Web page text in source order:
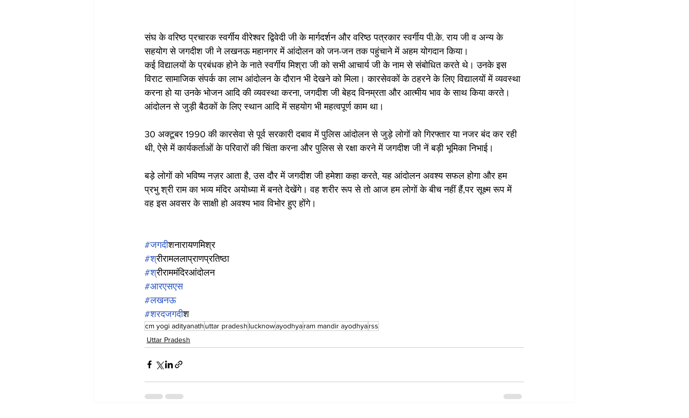
संघ के वरिष्ठ प्रचारक स्वर्गीय वीरेश्वर द्विवेदी जी के मार्गदर्शन और वरिष्ठ पत्रकार स्वर्गीय पी.के. राय जी व अन्य के
सहयोग से जगदीश जी ने लखनऊ महानगर में आंदोलन को जन-जन तक पहुंचाने में अहम योगदान किया।
कई विद्यालयों के प्रबंधक होने के नाते स्वर्गीय मिश्रा जी को सभी आचार्य जी के नाम से संबोधित करते थे। उनके इस
विराट सामाजिक संपर्क का लाभ आंदोलन के दौरान भी देखने को मिला। कारसेवकों के ठहरने के लिए विद्यालयों में व्यवस्था
करना हो या उनके भोजन आदि की व्यवस्था करना, जगदीश जी बेहद विनम्रता और आत्मीय भाव के साथ किया करते।
आंदोलन से जुड़ी बैठकों के लिए स्थान आदि में सहयोग भी महत्वपूर्ण काम था।
30 अक्टूबर 1990 की कारसेवा से पूर्व सरकारी दबाव में पुलिस आंदोलन से जुड़े लोगों को गिरफ्तार या नजर बंद कर रही
थी, ऐसे में कार्यकर्ताओं के परिवारों की चिंता करना और पुलिस से रक्षा करने में जगदीश जी नें बड़ी भूमिका निभाई।
बड़े लोगों को भविष्य नज़र आता है, उस दौर में जगदीश जी हमेशा कहा करते, यह आंदोलन अवश्य सफल होगा और हम
प्रभु श्री राम का भव्य मंदिर अयोध्या में बनते देखेंगे। वह शरीर रूप से तो आज हम लोगों के बीच नहीं हैं,पर सूक्ष्म रूप में
वह इस अवसर के साक्षी हो अवश्य भाव विभोर हुए होंगे।
#जगदीशनारायणमिश्र
#श्रीरामललाप्राणप्रतिष्ठा
#श्रीराममंदिरआंदोलन
#आरएसएस
#लखनऊ
#शरदजगदीश
cm yogi adityanath uttar pradesh lucknowayodhyaram mandir ayodhyarss
Uttar Pradesh